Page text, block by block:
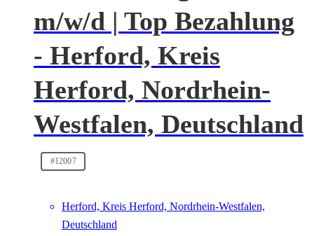
m/w/d | Top Bezahlung
- Herford, Kreis
Herford, Nordrhein-
Westfalen, Deutschland
#12007
Herford, Kreis Herford, Nordrhein-Westfalen,
Deutschland